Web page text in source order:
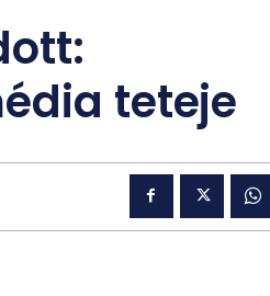
teteje